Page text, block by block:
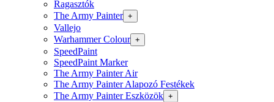
Ragasztók
The Army Painter +
Vallejo
Warhammer Colour +
SpeedPaint
SpeedPaint Marker
The Army Painter Air
The Army Painter Alapozó Festékek
The Army Painter Eszközök +